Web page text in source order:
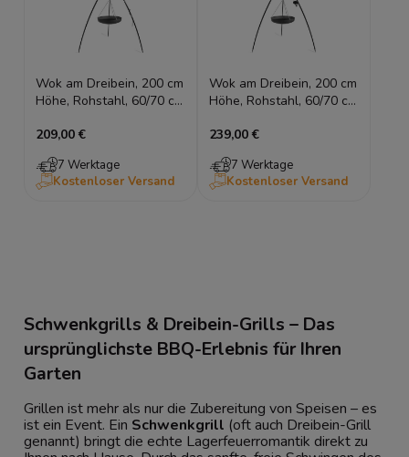
Wok am Dreibein, 200 cm
Höhe, Rohstahl, 60/70 cm
209,00 €
7 Werktage
Kostenloser Versand
Wok am Dreibein, 200 cm
Höhe, Rohstahl, 60/70 cm
239,00 €
7 Werktage
Kostenloser Versand
Schwenkgrills & Dreibein-Grills – Das
ursprünglichste BBQ-Erlebnis für Ihren
Garten
Grillen ist mehr als nur die Zubereitung von Speisen – es
ist ein Event. Ein Schwenkgrill (oft auch Dreibein-Grill
genannt) bringt die echte Lagerfeuerromantik direkt zu